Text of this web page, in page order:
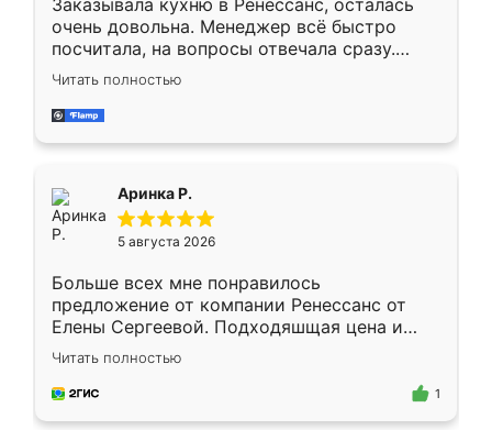
Заказывала кухню в Ренессанс, осталась
очень довольна. Менеджер всё быстро
посчитала, на вопросы отвечала сразу.
Замерщик приехал в субботу, подошёл к
делу со всей ответственностью. Собрали
за день, ребята работали аккуратно, даже
Читать полностью
Аринка Р.
5 августа 2026
Больше всех мне понравилось
предложение от компании Ренессанс от
Елены Сергеевой. Подходяшщая цена и
короткие сроки изготовления. Приехавший
для замера сотрудник Владислав
предложил по моему эскизу самый
Читать полностью
1